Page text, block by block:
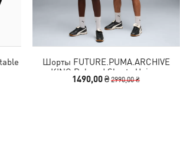
Шорты FUTURE.PUMA.ARCHIVE
KING Relaxed Shorts Unisex
1490,00 ₴2990,00 ₴